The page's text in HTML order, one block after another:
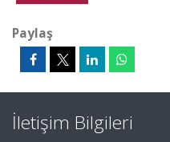
Paylaş
İletişim Bilgileri